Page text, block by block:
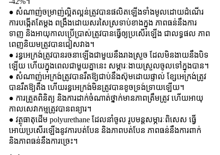
● សំណាញ់​ចម្រាញ់​ល្អិតល្អន់​ត្រូវ​បាន​ផលិត​ឡើង​ទាំង​មូល​ដោយ​ដំណើរ
ការ​បង្កើត​តែ​ម្តង ពង្រឹង​ដោយ​សរសៃ​ស្រទាប់​ខាងក្នុង ភាព​ធន់​នឹង​ការ​
ទាញ និង​អាយុកាល​ប្រើប្រាស់​ត្រូវ​បាន​ធ្វើ​ឲ្យ​ប្រសើរ​ឡើង ជា​លទ្ធផល ភាព​
ពេញនិយម​ត្រូវ​បាន​ជៀសវាង។
● រន្ធ​អេក្រង់​ត្រូវ​បាន​រចនា​ឡើង​ជាមួយ​នឹង​រាង​ស្រួច ដែល​មិន​ងាយ​នឹង​បិទ​
ឡើយ ហើយ​ក្នុង​ពេល​ជាមួយ​គ្នា​នេះ សម្ភារៈ​ងាយ​ស្រួល​ចូល​ទៅ​ក្នុង​បាន។
● សំណាញ់​អេក្រង់​ត្រូវ​បាន​រឹត​ឱ្យ​ជាប់​នឹង​ស៊ុម​ដោយ​ផ្ទាល់ ខ្សែ​អេក្រង់​ត្រូវ​
បាន​រឹត​ឱ្យ​តឹង ហើយ​រន្ធ​អេក្រង់​មិន​ត្រូវ​បាន​ខូច​ទ្រង់ទ្រាយ​ឡើយ។
● ការត្រួតពិនិត្យ និងការដាក់ចំណាត់ថ្នាក់មានភាពត្រឹមត្រូវ ហើយអាយុ
កាលសេវាកម្មត្រូវបានពន្យារ។
● វត្ថុធាតុដើម polyurethane ដែលនាំចូល រូបមន្តសម្ភារៈពិសេស ធ្វើ
អោយប្រសើរឡើងនូវការបត់បែន និងភាពបត់បែន ភាពធន់នឹងការពាក់
និងភាពធន់នឹងការច្រេះ។